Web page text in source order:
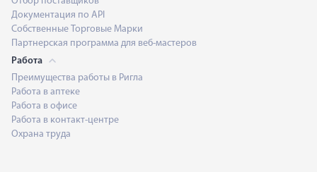
Документация по API
Собственные Торговые Марки
Партнерская программа для веб-мастеров
Работа
Преимущества работы в Ригла
Работа в аптеке
Работа в офисе
Работа в контакт-центре
Охрана труда